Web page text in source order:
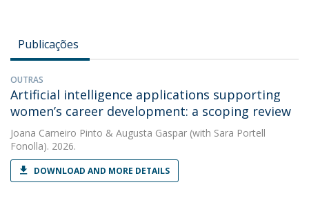
Publicações
OUTRAS
Artificial intelligence applications supporting
women’s career development: a scoping review
Joana Carneiro Pinto & Augusta Gaspar (with Sara Portell
Fonolla). 2026.
DOWNLOAD AND MORE DETAILS